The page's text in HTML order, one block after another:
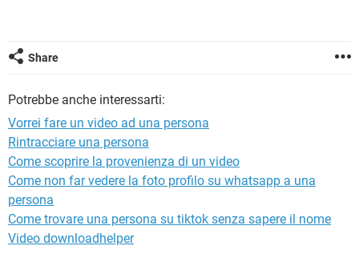
TIKTOK
Share
Potrebbe anche interessarti:
Vorrei fare un video ad una persona
Rintracciare una persona
Come scoprire la provenienza di un video
Come non far vedere la foto profilo su whatsapp a una
persona
Come trovare una persona su tiktok senza sapere il nome
Video downloadhelper